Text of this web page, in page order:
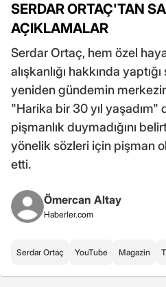
SERDAR ORTAÇ'TAN
AÇIKLAMALAR
Serdar Ortaç, hem özel
alışkanlığı hakkında
yeniden gündemin
"Harika bir 30 yıl yaşadım"
pişmanlık duymadığını
yönelik sözleri için pişman
etti.
Ömercan Altay
Haberler.com
Serdar Ortaç YouTube Magazin